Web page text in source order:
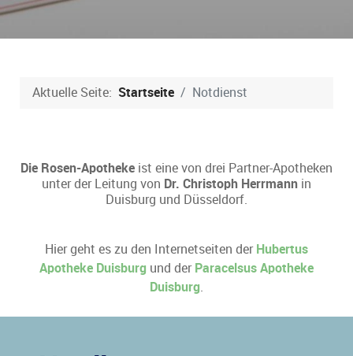
Aktuelle Seite: Startseite Notdienst
Die Rosen-Apotheke ist eine von drei Partner-Apotheken
unter der Leitung von Dr. Christoph Herrmann in
Duisburg und Düsseldorf.
Hier geht es zu den Internetseiten der Hubertus
Apotheke Duisburg und der Paracelsus Apotheke
Duisburg.